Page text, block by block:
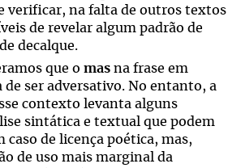
verificar, na falta de outros textos
de revelar algum padrão de
decalque.
que o mas na frase em
de ser adversativo. No entanto, a
contexto levanta alguns
sintática e textual que podem
de licença poética, mas,
de uso mais marginal da